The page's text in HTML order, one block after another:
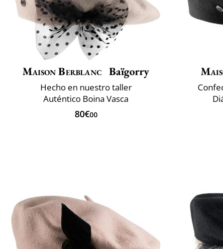
Maison Berblanc Baïgorry
Hecho en nuestro taller
Auténtico Boina Vasca
80€00